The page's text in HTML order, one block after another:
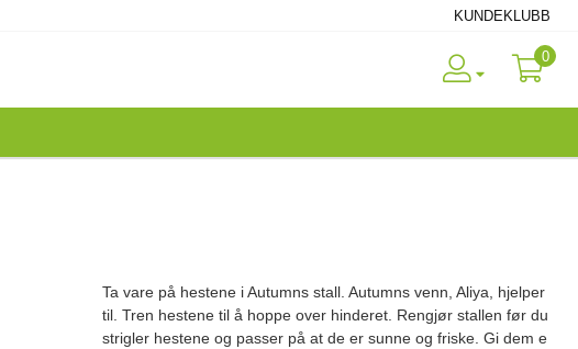
KUNDEKLUBB
0
Ta vare på hestene i Autumns stall. Autumns venn, Aliya, hjelper
til. Tren hestene til å hoppe over hinderet. Rengjør stallen før du
strigler hestene og passer på at de er sunne og friske. Gi dem e